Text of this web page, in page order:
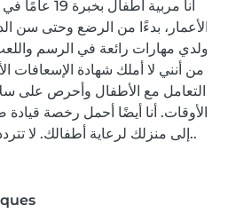
إلى منزلك لرعاية أطفالك. لا تتردد في التواصل معي إذا كان..